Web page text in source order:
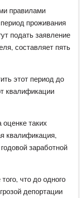
правилами
проживания
подать заявление
составляет пять
этот период до
квалификации
таких
квалификация,
заработной
что до одного
депортации